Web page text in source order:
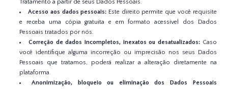
Tratamento a partir de seus Dados Pessoais.
Acesso aos dados pessoais: Este direito permite que você requisite
e receba uma cópia gratuita e em formato acessível dos Dados
Pessoais tratados por nós.
Correção de dados incompletos, inexatos ou desatualizados:Caso
você identifique alguma incorreção ou imprecisão nos seus Dados
Pessoais que tratamos, poderá realizar a alteração diretamente na
plataforma.
Anonimização, bloqueio ou eliminação dos Dados Pessoais